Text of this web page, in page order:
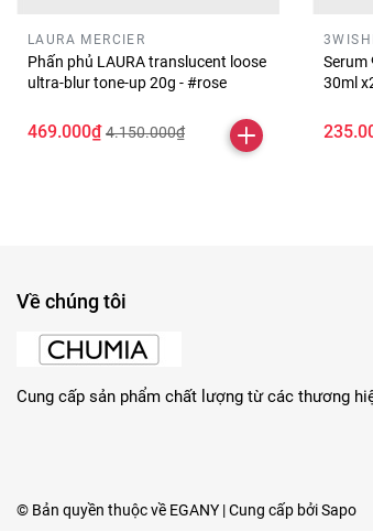
LAURA MERCIER
Phấn phủ LAURA translucent loose
ultra-blur tone-up 20g - #rose
469.000₫ 4.150.000₫
Serum
30ml
Về chúng tôi
Cung cấp sản phẩm chất lượng từ các thương
© Bản quyền thuộc về EGANY | Cung cấp bởiSapo